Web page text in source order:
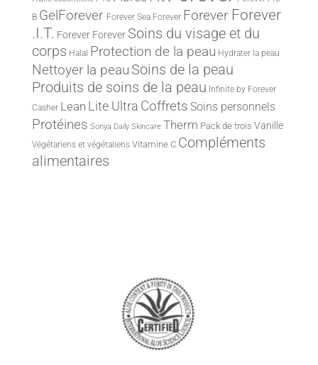
B GelForever Forever Sea Forever Forever Forever
.I.T. Forever Forever Soins du visage et du
corps Halal Protection de la peau Hydrater la peau
Nettoyer la peau Soins de la peau
Produits de soins de la peau Infinite by Forever
Casher Lean Lite Ultra Coffrets Soins personnels
Protéines Sonya Daily Skincare Therm Pack de trois Vanille
Végétariens et végétaliens Vitamine C Compléments
alimentaires